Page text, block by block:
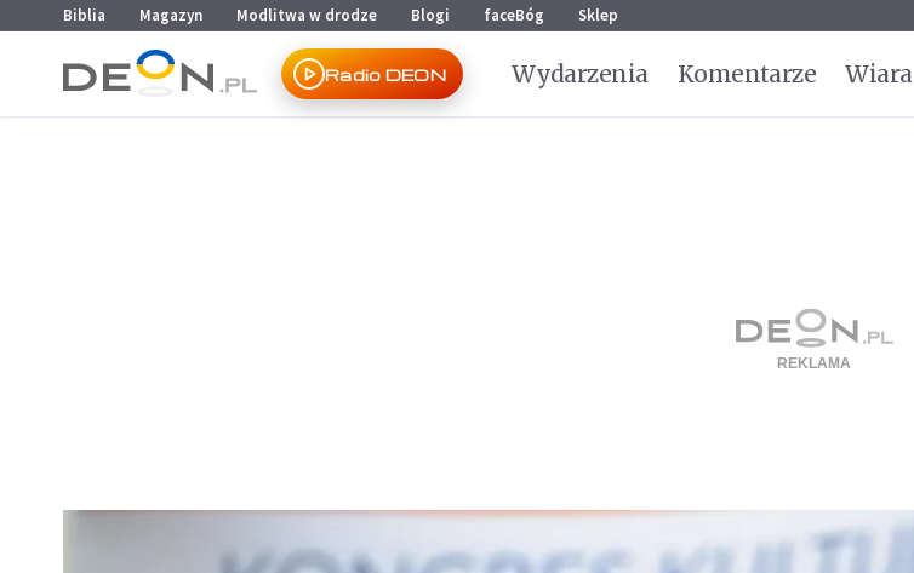
Przejdź do menu głównego
Przejdź do treści
Biblia Magazyn Modlitwa w drodze Blogi faceBóg Sklep
Radio DEON Wydarzenia Komentarze Wiara